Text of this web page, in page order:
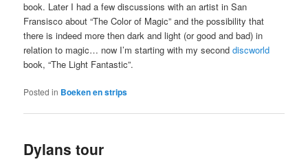
book. Later I had a few discussions with an artist in San
Fransisco about “The Color of Magic” and the possibility that
there is indeed more then dark and light (or good and bad) in
relation to magic… now I’m starting with my seconddiscworld
book, “The Light Fantastic”.
Posted in Boeken en strips
Dylans tour